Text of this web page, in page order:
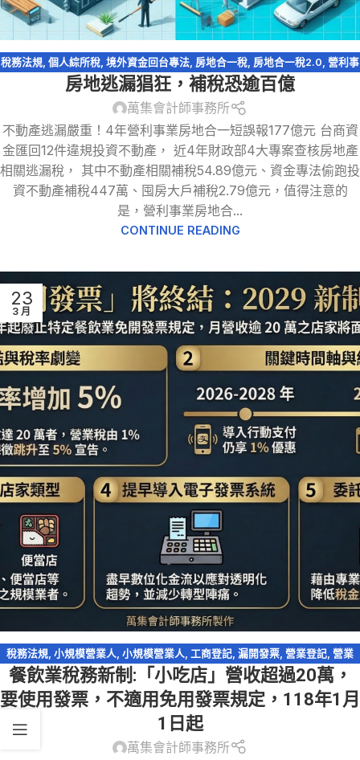
稅務法規 個人綜所稅 境外資金回台專法 房地合一稅 房地合一稅2.0 營利事
業所得稅,租賃所得,證券交易所得
房地逃漏猖狂，補稅恐逾百億
萬集會計師事務所
不動產逃漏嚴重！4年營利事業房地合一短誤報177億元 台商資
金匯回12件違規投資不動產， 近4年財政部4大專案查核房地產
相關逃漏稅， 其中不動產相關補稅54.89億元、資金專法偷跑投
資不動產補稅447萬、囤房大戶補稅2.79億元，值得注意的
是，營利事業房地合...
CONTINUE READING
23
3 月
稅務法規 小規模營業人 小規模營業人 工商登記 漏開發票 營業登記 營業
稅 ,稅務違章
餐飲業稅務新制:「小吃店」營收超過20萬，
要使用發票，不適用免用發票規定，118年1月
1日起
萬集會計師事務所